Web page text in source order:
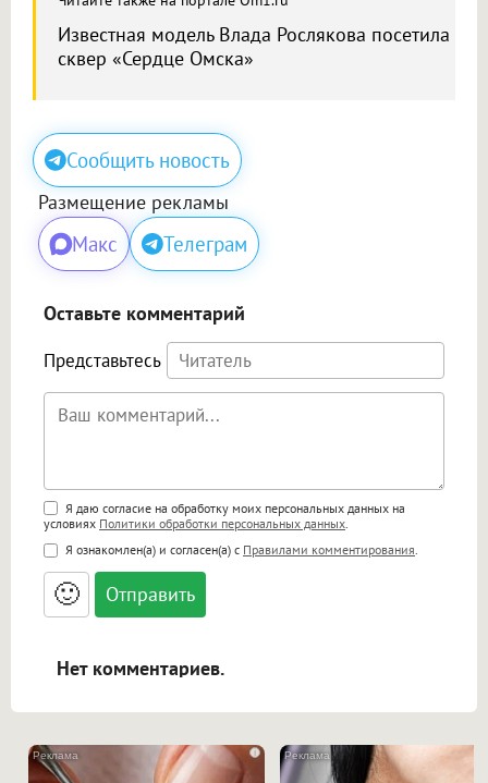
Известная модель Влада Рослякова посетила
сквер «Сердце Омска»
Сообщить новость
Размещение рекламы
Макс Телеграм
Оставьте комментарий
Представьтесь
Поддержка HTML
<b>, <strong>, <u>, <i>, <em>, <s>, <big>,
<small>, <sup>, <sub>, <pre>, <ul>, <ol>, <li>,
<blockquote>, <code> экранирует HTML,
адреса URL автоматически становятся
ссылками, и [img]адрес[/img] будет
Я даю согласие на обработку моих персональных данных на
условиях Политики обработки персональных данных.
Я ознакомлен(а) и согласен(а) с Правилами комментирования.
🙂
Нет комментариев.
i